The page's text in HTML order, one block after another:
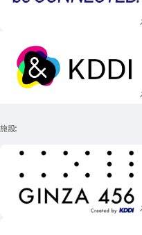
新規ウィンド
施設
新規ウィンド